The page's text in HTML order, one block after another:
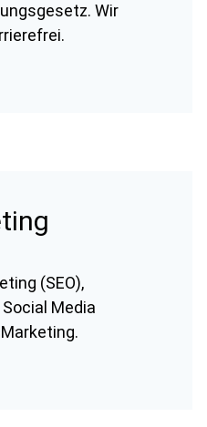
Wir
(SEO),
Media